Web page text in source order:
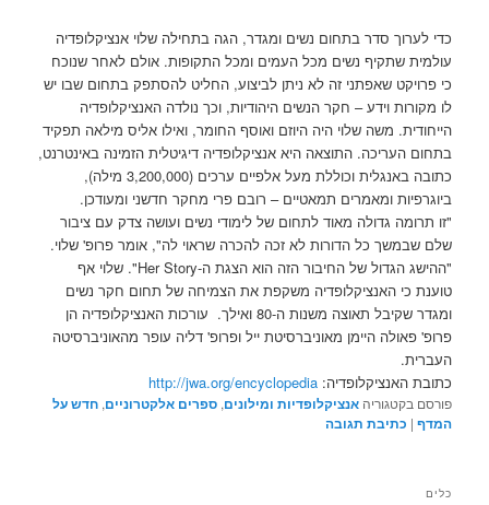
כדי לערוך סדר בתחום נשים ומגדר, הגה בתחילה שלוי אנציקלופדיה
עולמית שתקיף נשים מכל העמים ומכל התקופות. אולם לאחר שנוכח
כי פרויקט שאפתני זה לא ניתן לביצוע, החליט להסתפק בתחום שבו יש
לו מקורות וידע – חקר הנשים היהודיות, וכך נולדה האנציקלופדיה
הייחודית. משה שלוי היה היוזם ואוסף החומר, ואילו אליס מילאה תפקיד
בתחום העריכה. התוצאה היא אנציקלופדיה דיגיטלית הזמינה באינטרנט,
כתובה באנגלית וכוללת מעל אלפיים ערכים (3,200,000 מילה),
ביוגרפיות ומאמרים תמאטיים – רובם פרי מחקר חדשני ומעודכן.
"זו תרומה גדולה מאוד לתחום של לימודי נשים ועושה צדק עם ציבור
שלם שבמשך כל הדורות לא זכה להכרה שראוי לה", אומר פרופ' שלוי.
"ההישג הגדול של החיבור הזה הוא הצגת ה-Her Story". שלוי אף
טוענת כי האנציקלופדיה משקפת את הצמיחה של תחום חקר נשים
ומגדר שקיבל תאוצה משנות ה-80 ואילך. עורכות האנציקלופדיה הן
פרופ' פאולה היימן מאוניברסיטת ייל ופרופ' דליה עופר מהאוניברסיטה
העברית.
כתובת האנציקלופדיה:http://jwa.org/encyclopedia
פורסם בקטגוריה אנציקלופדיות ומילונים,ספרים אלקטרוניים,חדש על
המדף | כתיבת תגובה
כלים